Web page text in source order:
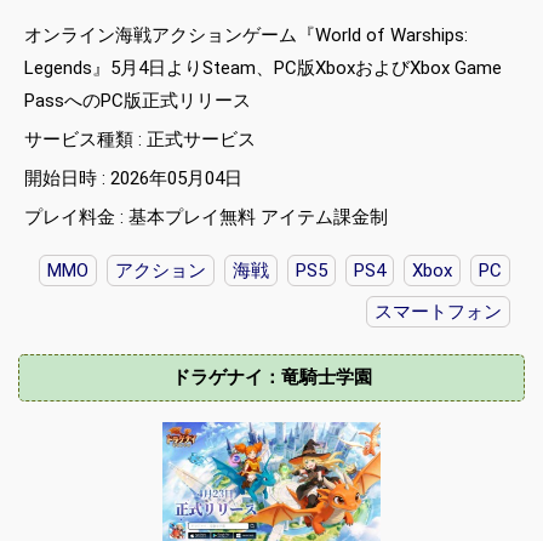
オンライン海戦アクションゲーム『World of Warships:
Legends』5月4日よりSteam、PC版XboxおよびXbox Game
PassへのPC版正式リリース
サービス種類 : 正式サービス
開始日時 : 2026年05月04日
プレイ料金 : 基本プレイ無料 アイテム課金制
MMO アクション 海戦 PS5 PS4 Xbox
PC
スマートフォン
ドラゲナイ：竜騎士学園